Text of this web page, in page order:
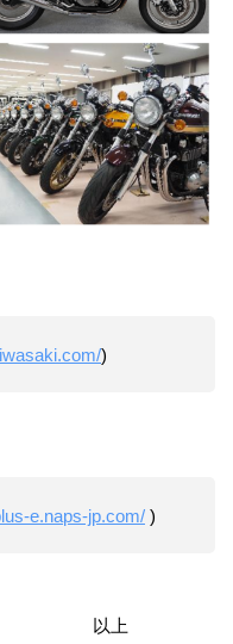
)
e.naps-jp.com/ )